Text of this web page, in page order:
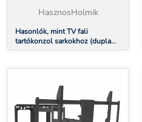
HasznosHolmik
Hasonlók, mint TV fali
tartókonzol sarkokhoz (dupla
karos, dönthető, 40 - 80'')